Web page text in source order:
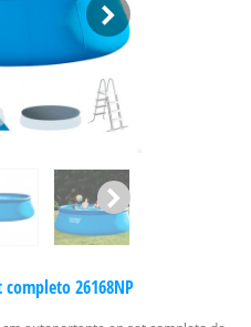
completo 26168NP